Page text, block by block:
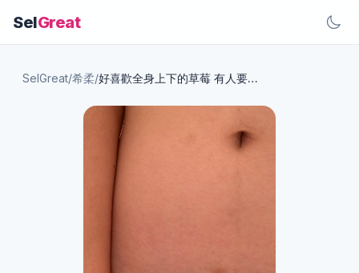
SelGreat
SelGreat/希柔/ 好喜歡全身上下的草莓 有人要再幫我種嗎😛